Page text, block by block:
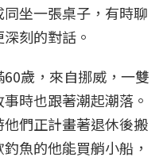
坐一張桌子，有時聊
刻的對話。
歲，來自挪威，一雙
時也跟著潮起潮落。
們正計畫著退休後搬
魚的他能買艄小船，